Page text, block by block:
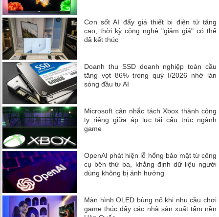
Cơn sốt AI đẩy giá thiết bị điện tử tăng
cao, thời kỳ công nghệ "giảm giá" có thể
đã kết thúc
Doanh thu SSD doanh nghiệp toàn cầu
tăng vọt 86% trong quý I/2026 nhờ làn
sóng đầu tư AI
Microsoft cân nhắc tách Xbox thành công
ty riêng giữa áp lực tái cấu trúc ngành
game
OpenAI phát hiện lỗ hổng bảo mật từ công
cụ bên thứ ba, khẳng định dữ liệu người
dùng không bị ảnh hưởng
Màn hình OLED bùng nổ khi nhu cầu chơi
game thúc đẩy các nhà sản xuất tấm nền